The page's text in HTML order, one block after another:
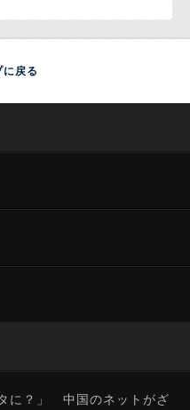
に戻る
に？」 中国のネットがざ